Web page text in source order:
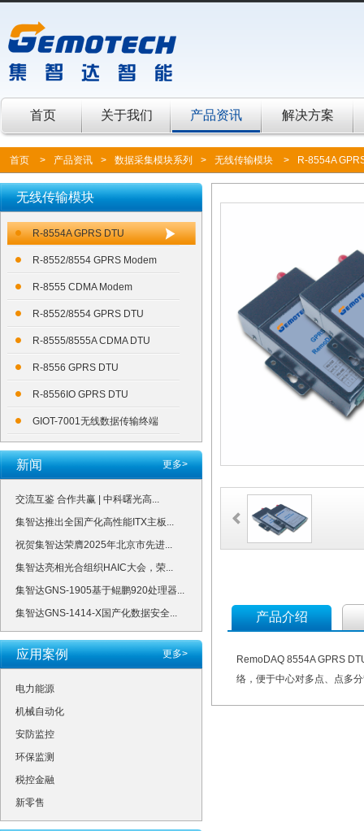
首页 关于我们 产品资讯 解决方案
首页 > 产品资讯 > 数据采集模块系列 > 无线传输模块 > R-8554A
无线传输模块
R-8554A GPRS DTU
R-8552/8554 GPRS Modem
R-8555 CDMA Modem
R-8552/8554 GPRS DTU
R-8555/8555A CDMA DTU
R-8556 GPRS DTU
R-8556IO GPRS DTU
GIOT-7001无线数据传输终端
更多>
新闻
交流互鉴 合作共赢 | 中科曙光高...
集智达推出全国产化高性能ITX主板...
祝贺集智达荣膺2025年北京市先进...
集智达亮相光合组织HAIC大会，荣...
集智达GNS-1905基于鲲鹏920处理器...
集智达GNS-1414-X国产化数据安全...
更多>
应用案例
电力能源
机械自动化
安防监控
环保监测
税控金融
新零售
产品介绍
RemoDAQ 8554A GPRS
络，便于中心对多点、点多